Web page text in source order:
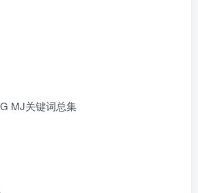
MJ关键词总集